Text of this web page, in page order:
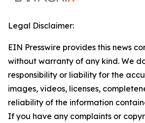
Legal Disclaimer:
EIN Presswire provides this news
without warranty of any kind. We
responsibility or liability for the
images, videos, licenses,
reliability of the information
If you have any complaints or